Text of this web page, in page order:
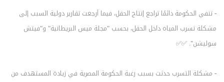
- تنفي الحكومة دائمًا تراجع إنتاج الحقل، فيما أرجعت تقارير دولية السبب إلى
مشكلة تسرب المياه داخل الحقل، بحسب "مجلة ميس البريطانية" و"فيتش
سوليشن". ✅✅
- مشكلة التسرب حدثت بسبب رغبة الحكومة المصرية في زيادة المستهدف من